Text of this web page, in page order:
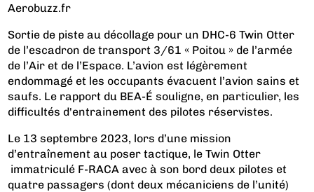
Aerobuzz.fr
Sortie de piste au décollage pour un DHC-6 Twin Otter
de l’escadron de transport 3/61 « Poitou » de l’armée
de l’Air et de l’Espace. L’avion est légèrement
endommagé et les occupants évacuent l’avion sains et
saufs. Le rapport du BEA-É souligne, en particulier, les
difficultés d'entrainement des pilotes réservistes.
Le 13 septembre 2023, lors d’une mission
d’entraînement au poser tactique, le Twin Otter
immatriculé F-RACA avec à son bord deux pilotes et
quatre passagers (dont deux mécaniciens de l’unité)